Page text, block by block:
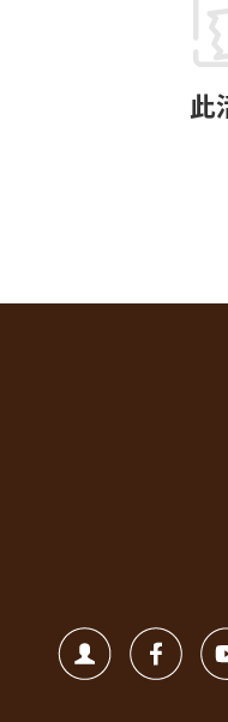
此